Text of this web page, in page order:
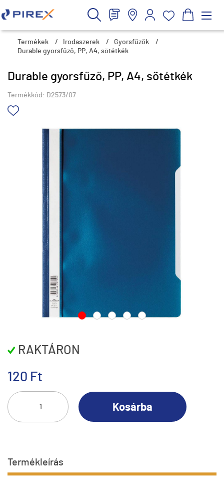
Termékek / Irodaszerek / Gyorsfűzők
/
Durable gyorsfűző, PP, A4, sötétkék
Durable gyorsfűző, PP, A4, sötétkék
Termékkód: D2573/07
RAKTÁRON
120 Ft
Kosárba
Termékleírás